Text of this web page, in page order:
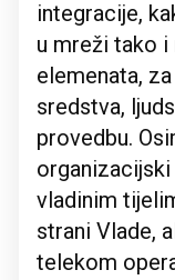
integracije,
u mreži tako
elemenata,
sredstva,
provedbu.
vladinim
strani Vlade,
telekom